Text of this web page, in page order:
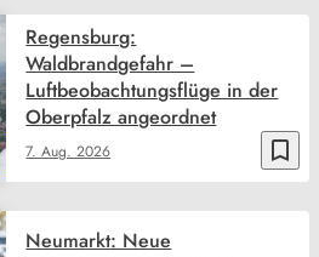
bookmark_border
7. Aug. 2026
Regensburg:
Waldbrandgefahr –
Luftbeobachtungsflüge in der
Oberpfalz angeordnet
Neumarkt: Neue